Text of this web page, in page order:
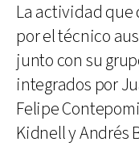
La actividad
por el técnico
junto con su
integrados por
Felipe
Kidnell y Andrés